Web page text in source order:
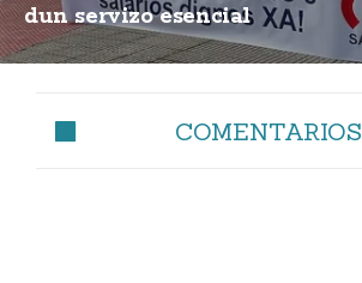
dun servizo esencial
COMENTARIOS